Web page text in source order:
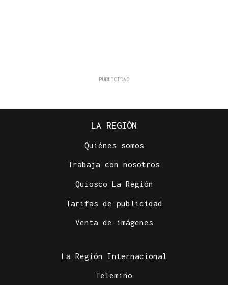
LA REGIÓN
Quiénes somos
Trabaja con nosotros
Quiosco La Región
Tarifas de publicidad
Venta de imágenes
La Región Internacional
Telemiño